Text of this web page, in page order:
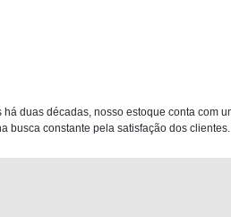
duas décadas, nosso estoque conta com
constante pela satisfação dos